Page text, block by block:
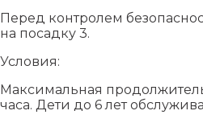
Перед контролем
на посадку 3.
Условия:
Максимальная
часа. Дети до 6 лет